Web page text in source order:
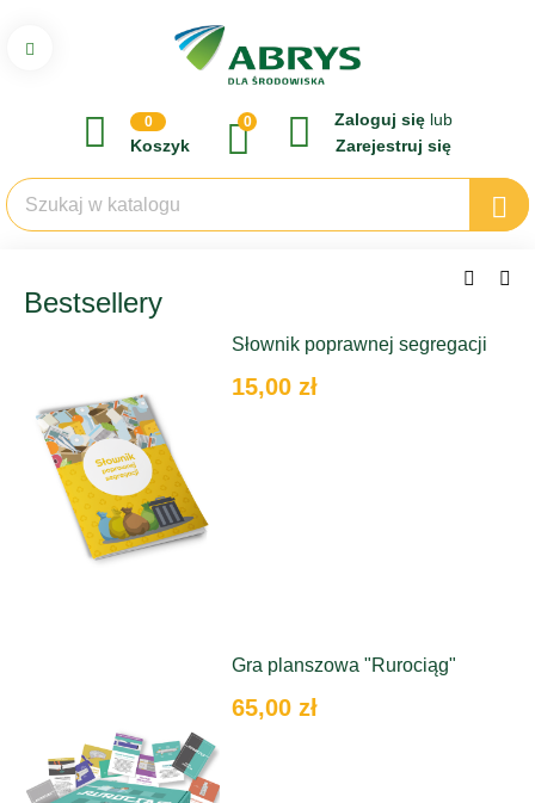
0
Koszyk
0 Zaloguj się lub
Zarejestruj się
Bestsellery
Słownik poprawnej segregacji
15,00 zł
Gra planszowa "Rurociąg"
65,00 zł